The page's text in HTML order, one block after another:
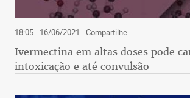
18:05 - 16/06/2021 - Compartilhe
Ivermectina em altas doses pode
intoxicação e até convulsão